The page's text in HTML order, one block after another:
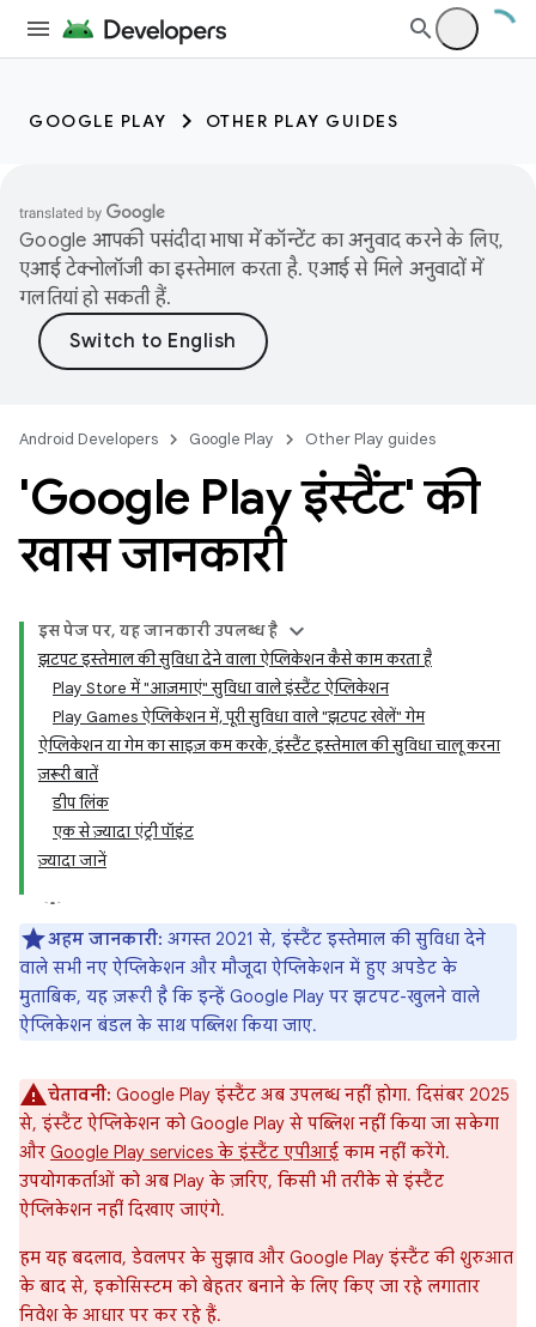
GOOGLE PLAY OTHER PLAY GUIDES
Google आपकी पसंदीदा भाषा में कॉन्टेंट का अनुवाद करने के लिए,
एआई टेक्नोलॉजी का इस्तेमाल करता है. एआई से मिले अनुवादों में
गलतियां हो सकती हैं.
Android Developers Google Play Other Play guides
'Google Play इंस्टैंट' की
खास जानकारी
इस पेज पर, यह जानकारी उपलब्ध है
झटपट इस्तेमाल की सुविधा देने वाला ऐप्लिकेशन कैसे काम करता है
Play Store में "आज़माएं" सुविधा वाले इंस्टैंट ऐप्लिकेशन
Play Games ऐप्लिकेशन में, पूरी सुविधा वाले "झटपट खेलें" गेम
ऐप्लिकेशन या गेम का साइज़ कम करके, इंस्टैंट इस्तेमाल की सुविधा चालू करना
ज़रूरी बातें
डीप लिंक
एक से ज़्यादा एंट्री पॉइंट
ज़्यादा जानें
अहम जानकारी: अगस्त 2021 से, इंस्टैंट इस्तेमाल की सुविधा देने
वाले सभी नए ऐप्लिकेशन और मौजूदा ऐप्लिकेशन में हुए अपडेट के
मुताबिक, यह ज़रूरी है कि इन्हें Google Play पर झटपट-खुलने वाले
ऐप्लिकेशन बंडल के साथ पब्लिश किया जाए.
चेतावनी: Google Play इंस्टैंट अब उपलब्ध नहीं होगा. दिसंबर 2025
से, इंस्टैंट ऐप्लिकेशन को Google Play से पब्लिश नहीं किया जा सकेगा
और Google Play services के इंस्टैंट एपीआई काम नहीं करेंगे.
उपयोगकर्ताओं को अब Play के ज़रिए, किसी भी तरीके से इंस्टैंट
ऐप्लिकेशन नहीं दिखाए जाएंगे.
हम यह बदलाव, डेवलपर के सुझाव और Google Play इंस्टैंट की शुरुआत
के बाद से, इकोसिस्टम को बेहतर बनाने के लिए किए जा रहे लगातार
निवेश के आधार पर कर रहे हैं.